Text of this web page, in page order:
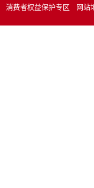
消费者权益保护专区 网站